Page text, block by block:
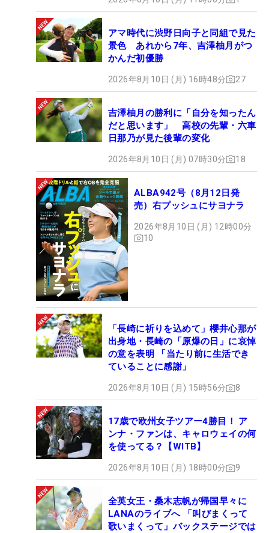
アマ時代に渋野日向子と同組で見た
景色 あれから7年、吉澤柚月がつ
かんだ初優勝
2026年8月10日 (月) 16時48分 27
吉澤柚月の勝利に「自分を知ったん
だと思います」 高校の先輩・六車
日那乃が見た後輩の変化
2026年8月10日 (月) 07時30分 18
ALBA942号（8月12日発
売）右プッシュにサヨナラ
2026年8月10日 (月) 12時00分
10
「長崎に祈りを込めて」櫻井心那が
出身地・長崎の「原爆の日」に哀悼
の意を表明 「当たり前に生活でき
ていることに感謝」
2026年8月10日 (月) 15時56分 8
17歳で欧州女子ツアー4勝目！ ア
ンナ・ファンは、キャロウェイの何
を使ってる？【WITB】
2026年8月10日 (月) 18時00分 9
全英女王・桑木志帆が帰国早々に
LANAのライブへ 「叫びまくって
歌いまくって」バックステージでは